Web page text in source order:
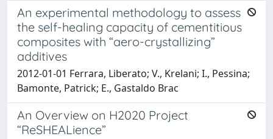
An experimental methodology to assess
the self-healing capacity of cementitious
composites with “aero-crystallizing”
additives
2012-01-01 Ferrara, Liberato; V., Krelani; I., Pessina;
Bamonte, Patrick; E., Gastaldo Brac
An Overview on H2020 Project
“ReSHEALience”